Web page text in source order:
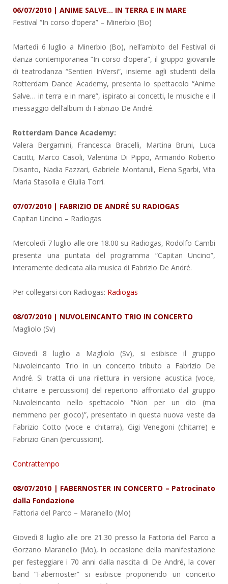
06/07/2010 | ANIME SALVE… IN TERRA E IN MARE
Festival “In corso d’opera” – Minerbio (Bo)
Martedì 6 luglio a Minerbio (Bo), nell’ambito del Festival di
danza contemporanea “In corso d’opera”, il gruppo giovanile
di teatrodanza “Sentieri InVersi”, insieme agli studenti della
Rotterdam Dance Academy, presenta lo spettacolo “Anime
Salve… in terra e in mare”, ispirato ai concetti, le musiche e il
messaggio dell’album di Fabrizio De André.
Rotterdam Dance Academy:
Valera Bergamini, Francesca Bracelli, Martina Bruni, Luca
Cacitti, Marco Casoli, Valentina Di Pippo, Armando Roberto
Disanto, Nadia Fazzari, Gabriele Montaruli, Elena Sgarbi, Vita
Maria Stasolla e Giulia Torri.
07/07/2010 | FABRIZIO DE ANDRÉ SU RADIOGAS
Capitan Uncino – Radiogas
Mercoledì 7 luglio alle ore 18.00 su Radiogas, Rodolfo Cambi
presenta una puntata del programma “Capitan Uncino”,
interamente dedicata alla musica di Fabrizio De André.
Per collegarsi con Radiogas: Radiogas
08/07/2010 | NUVOLEINCANTO TRIO IN CONCERTO
Magliolo (Sv)
Giovedì 8 luglio a Magliolo (Sv), si esibisce il gruppo
Nuvoleincanto Trio in un concerto tributo a Fabrizio De
André. Si tratta di una rilettura in versione acustica (voce,
chitarre e percussioni) del repertorio affrontato dal gruppo
Nuvoleincanto nello spettacolo “Non per un dio (ma
nemmeno per gioco)”, presentato in questa nuova veste da
Fabrizio Cotto (voce e chitarra), Gigi Venegoni (chitarre) e
Fabrizio Gnan (percussioni).
Contrattempo
08/07/2010 | FABERNOSTER IN CONCERTO – Patrocinato
dalla Fondazione
Fattoria del Parco – Maranello (Mo)
Giovedì 8 luglio alle ore 21.30 presso la Fattoria del Parco a
Gorzano Maranello (Mo), in occasione della manifestazione
per festeggiare i 70 anni dalla nascita di De André, la cover
band “Fabernoster” si esibisce proponendo un concerto